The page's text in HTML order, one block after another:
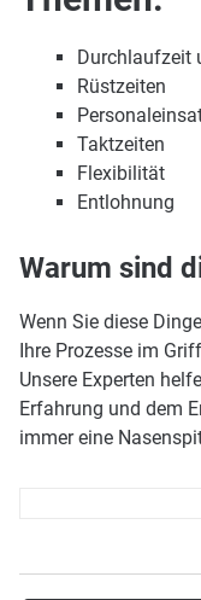
Durchlaufzeit
Rüstzeiten
Taktzeiten
Flexibilität
Entlohnung
Warum sind
Wenn Sie diese
Ihre Prozesse im
Unsere Experten
Erfahrung und dem
immer eine